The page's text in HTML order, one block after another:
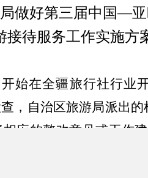
做好第三届中国—
接待服务工作实施方
开始在全疆旅行社行业
，自治区旅游局派出
应的整改意见或工作